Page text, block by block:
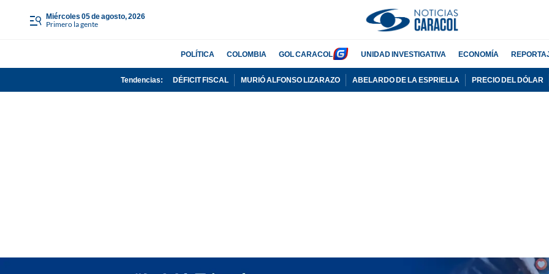
miércoles 05 de agosto, 2026
Primero la gente
POLÍTICA COLOMBIA GOL CARACOL UNIDAD INVESTIGATIVA ECONOMÍA
Tendencias: DÉFICIT FISCAL MURIÓ ALFONSO LIZARAZO ABELARDO DE LA ESPRIELLA PRECIO DEL DÓLAR